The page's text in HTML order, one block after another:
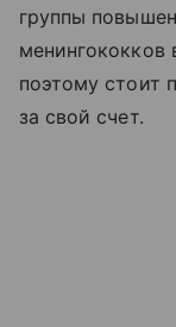
группы
менингококков
поэтому стоит
за свой счет.